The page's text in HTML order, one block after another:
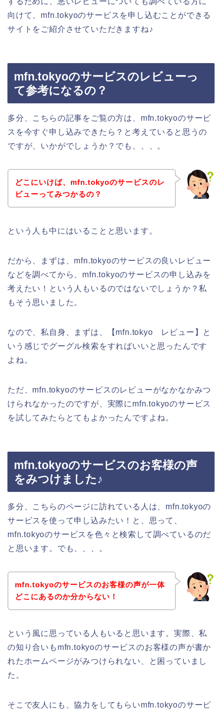
向けて、mfn.tokyoのサービスを申し込むことができる
サイトをご紹介させていただきますね♪
mfn.tokyoのサービスのレビューっ
て参考になるの？
多分、こちらの記事をご覧の方は、mfn.tokyoのサービ
スを今すぐ申し込みできたら？と考えていると思うの
ですが、いかがでしょうか？でも、、、。
どこにいけば、mfn.tokyoのサービスのレ
ビューってみつかるの？
という人も中にはいることと思います。
だから、まずは、mfn.tokyoのサービスの良いレビュー
などを調べてから、mfn.tokyoのサービスの申し込みを
考えたい！という人もいるのではないでしょうか？私
もそう思いました。
なので、私自身、まずは、【mfn.tokyo レビュー】と
いう感じでグーグル検索をすればいいと思ったんです
よね。
ただ、mfn.tokyoのサービスのレビューがなかなかみつ
けられなかったのですが、実際にmfn.tokyoのサービス
を試してみたらとてもよかったんですよね。
mfn.tokyoのサービスのお客様の声
をみつけました♪
多分、こちらのページに訪れている人は、mfn.tokyoの
サービスを使って申し込みたい！と、思って、
mfn.tokyoのサービスを色々と検索して調べているのだ
と思います。でも、、、。
mfn.tokyoのサービスのお客様の声が一体
どこにあるのか分からない！
という風に思っている人もいると思います。実際、私
の知り合いもmfn.tokyoのサービスのお客様の声が書か
れたホームページがみつけられない、と困っていまし
た。
そこで友人にも、協力をしてもらいmfn.tokyoのサービ